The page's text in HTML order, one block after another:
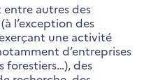
entre autres des
l’exception des
une activité
d’entreprises
forestiers…), des